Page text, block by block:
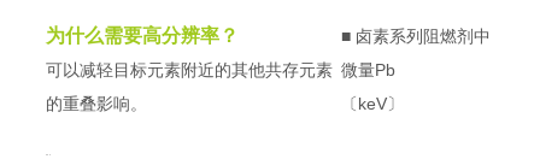
为什么需要高分辨率？
可以减轻目标元素附近的其他共存元素
的重叠影响。
■ 卤素系列阻燃剂中
微量Pb
〔keV〕